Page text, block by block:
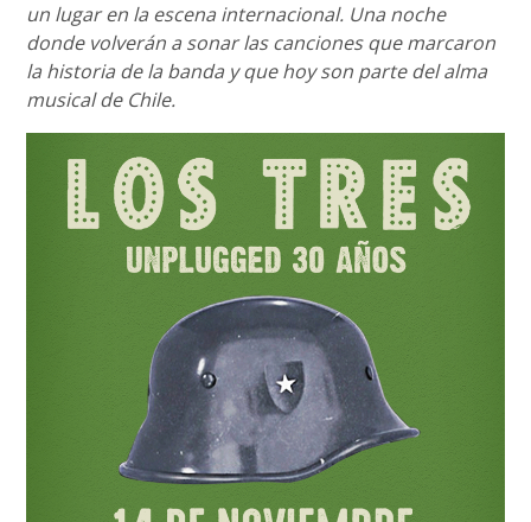
un lugar en la escena internacional. Una noche
donde volverán a sonar las canciones que marcaron
la historia de la banda y que hoy son parte del alma
musical de Chile.